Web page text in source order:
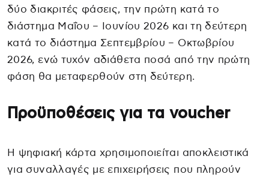
δύο διακριτές φάσεις, την πρώτη κατά το
διάστημα Μαΐου – Ιουνίου 2026 και τη δεύτερη
κατά το διάστημα Σεπτεμβρίου – Οκτωβρίου
2026, ενώ τυχόν αδιάθετα ποσά από την πρώτη
φάση θα μεταφερθούν στη δεύτερη.
Προϋποθέσεις για τα voucher
Η ψηφιακή κάρτα χρησιμοποιείται αποκλειστικά
για συναλλαγές με επιχειρήσεις που πληρούν